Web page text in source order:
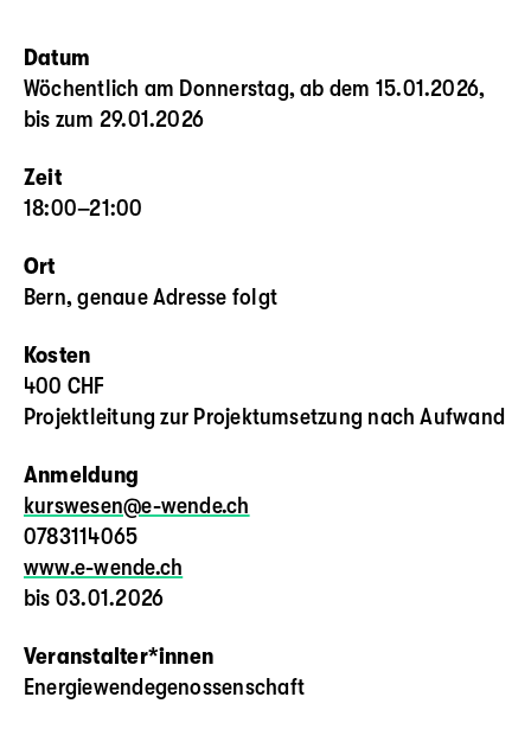
Datum
Wöchentlich am Donnerstag, ab dem 15.01.2026,
bis zum 29.01.2026
Zeit
18:00–21:00
Ort
Bern, genaue Adresse folgt
Kosten
400 CHF
Projektleitung zur Projektumsetzung nach Aufwand
Anmeldung
kurswesen@e-wende.ch
0783114065
www.e-wende.ch
bis 03.01.2026
Veranstalter*innen
Energiewendegenossenschaft